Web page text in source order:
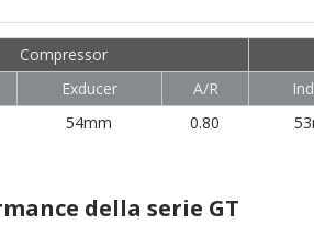
Compressor
Exducer A/R
54mm 0.80
della serie GT